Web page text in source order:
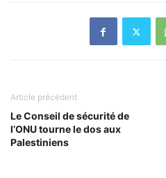
Article précédent
Le Conseil de sécurité de
l’ONU tourne le dos aux
Palestiniens